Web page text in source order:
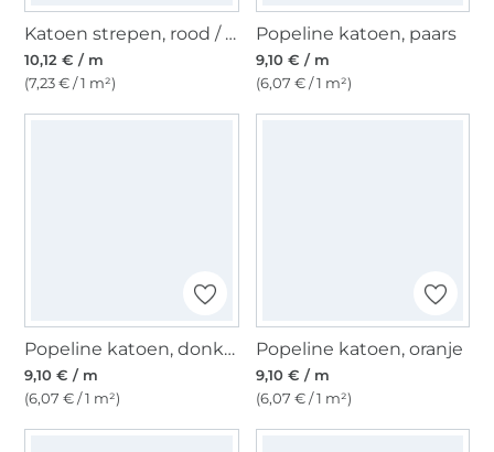
Katoen strepen, rood / wit
10,12 € / m
(7,23 € / 1 m²)
Popeline katoen, paars
9,10 € / m
(6,07 € / 1 m²)
Popeline katoen, donkerturquoisee
9,10 € / m
(6,07 € / 1 m²)
Popeline katoen, oranje
9,10 € / m
(6,07 € / 1 m²)